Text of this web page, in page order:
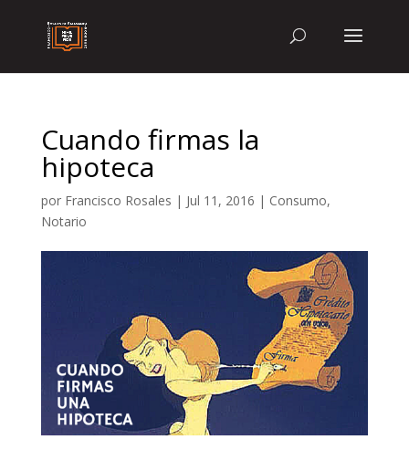
Cuando firmas la
hipoteca
por Francisco Rosales | Jul 11, 2016 | Consumo,
Notario